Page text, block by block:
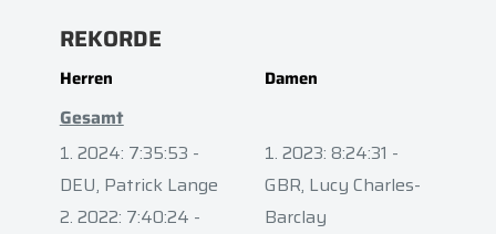
REKORDE
Herren Damen
Gesamt
2024: 7:35:53 -
DEU, Patrick Lange
2022: 7:40:24 -
2023: 8:24:31 -
GBR, Lucy Charles-
Barclay